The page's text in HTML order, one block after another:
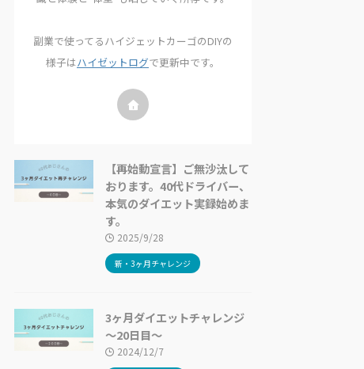
副業で使ってるハイジェットカーゴのDIYの
様子はハイゼットログで更新中です。
【再始動宣言】ご無沙汰して
おります。40代ドライバー、
本気のダイエット実録始めま
す。
2025/9/28
新・3ヶ月チャレンジ
3ヶ月ダイエットチャレンジ
〜20日目〜
2024/12/7